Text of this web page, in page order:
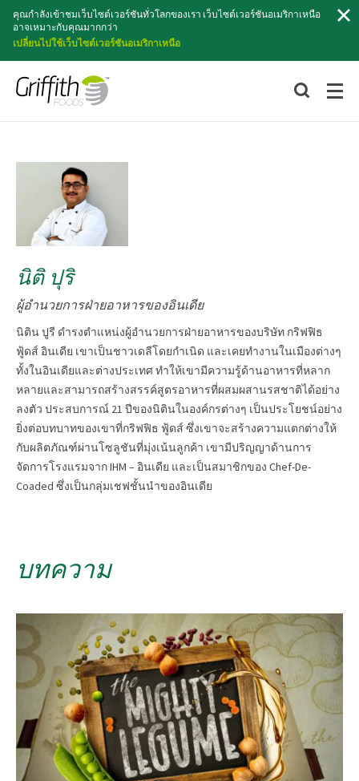
คุณกำลังเข้าชมเว็บไซต์เวอร์ชันทั่วโลกของเรา เว็บไซต์เวอร์ชันอเมริกาเหนือ
อาจเหมาะกับคุณมากกว่า
เปลี่ยนไปใช้เว็บไซต์เวอร์ชันอเมริกาเหนือ
นิติ ปุริ
ผู้อำนวยการฝ่ายอาหารของอินเดีย
นิติน ปูรี ดำรงตำแหน่งผู้อำนวยการฝ่ายอาหารของบริษัท กริฟฟิธ
ฟู้ดส์ อินเดีย เขาเป็นชาวเดลีโดยกำเนิด และเคยทำงานในเมืองต่างๆ
ทั้งในอินเดียและต่างประเทศ ทำให้เขามีความรู้ด้านอาหารที่หลาก
หลายและสามารถสร้างสรรค์สูตรอาหารที่ผสมผสานรสชาติได้อย่าง
ลงตัว ประสบการณ์ 21 ปีของนิตินในองค์กรต่างๆ เป็นประโยชน์อย่าง
ยิ่งต่อบทบาทของเขาที่กริฟฟิธ ฟู้ดส์ ซึ่งเขาจะสร้างความแตกต่างให้
กับผลิตภัณฑ์ผ่านโซลูชันที่มุ่งเน้นลูกค้า เขามีปริญญาด้านการ
จัดการโรงแรมจาก IHM – อินเดีย และเป็นสมาชิกของ Chef-De-
Coaded ซึ่งเป็นกลุ่มเชฟชั้นนำของอินเดีย
บทความ